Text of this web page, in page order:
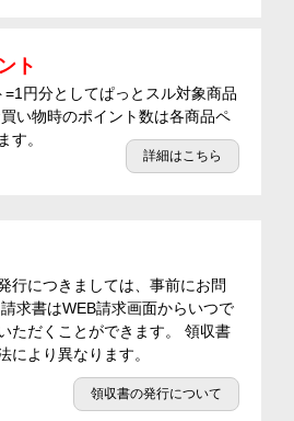
ト
円分としてぱっとスル対象商品
い物時のポイント数は各商品ペ
す。
詳細はこちら
行につきましては、事前にお問
求書はWEB請求画面からいつで
ただくことができます。 領収書
により異なります。
領収書の発行について